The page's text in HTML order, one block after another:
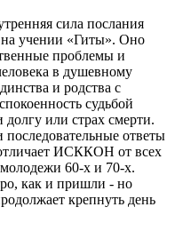
сила послания
учении «Гиты». Оно
проблемы и
в душевному
и родства с
судьбой
долгу или страх смерти.
ответы
ИСККОН от всех
60-х и 70-х.
как и пришли - но
крепнуть день